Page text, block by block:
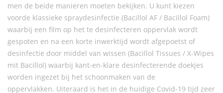
men de beide manieren moeten bekijken. U kunt kiezen
voorde klassieke spraydesinfectie (Bacillol AF / Bacillol Foam)
waarbij een film op het te desinfecteren oppervlak wordt
gespoten en na een korte inwerktijd wordt afgepoetst of
desinfectie door middel van wissen (Bacillol Tissues / X-Wipes
mit Bacillol) waarbij kant-en-klare desinfecterende doekjes
worden ingezet bij het schoonmaken van de
oppervlakken. Uiteraard is het in de huidige Covid-19 tijd zeer